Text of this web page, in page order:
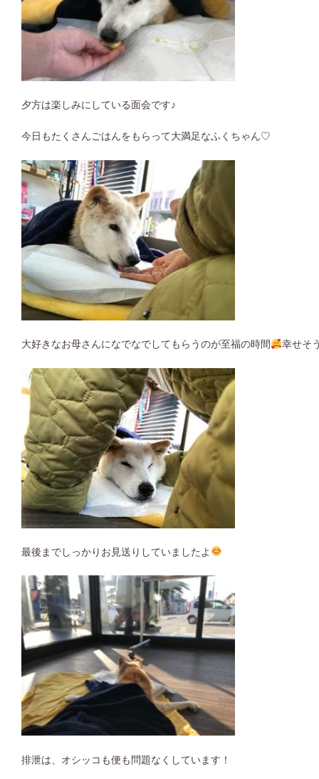
夕方は楽しみにしている面会です♪
今日もたくさんごはんをもらって大満足なふくちゃん♡
大好きなお母さんになでなでしてもらうのが至福の時間 幸せそ
最後までしっかりお見送りしていましたよ
排泄は、オシッコも便も問題なくしています！